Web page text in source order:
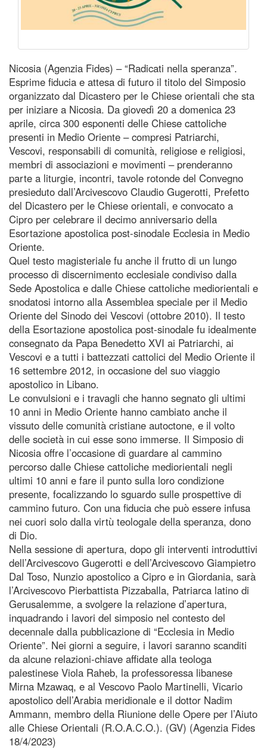
Nicosia (Agenzia Fides) – “Radicati nella speranza”.
Esprime fiducia e attesa di futuro il titolo del Simposio
organizzato dal Dicastero per le Chiese orientali che sta
per iniziare a Nicosia. Da giovedì 20 a domenica 23
aprile, circa 300 esponenti delle Chiese cattoliche
presenti in Medio Oriente – compresi Patriarchi,
Vescovi, responsabili di comunità, religiose e religiosi,
membri di associazioni e movimenti – prenderanno
parte a liturgie, incontri, tavole rotonde del Convegno
presieduto dall’Arcivescovo Claudio Gugerotti, Prefetto
del Dicastero per le Chiese orientali, e convocato a
Cipro per celebrare il decimo anniversario della
Esortazione apostolica post-sinodale Ecclesia in Medio
Oriente.
Quel testo magisteriale fu anche il frutto di un lungo
processo di discernimento ecclesiale condiviso dalla
Sede Apostolica e dalle Chiese cattoliche mediorientali e
snodatosi intorno alla Assemblea speciale per il Medio
Oriente del Sinodo dei Vescovi (ottobre 2010). Il testo
della Esortazione apostolica post-sinodale fu idealmente
consegnato da Papa Benedetto XVI ai Patriarchi, ai
Vescovi e a tutti i battezzati cattolici del Medio Oriente il
16 settembre 2012, in occasione del suo viaggio
apostolico in Libano.
Le convulsioni e i travagli che hanno segnato gli ultimi
10 anni in Medio Oriente hanno cambiato anche il
vissuto delle comunità cristiane autoctone, e il volto
delle società in cui esse sono immerse. Il Simposio di
Nicosia offre l’occasione di guardare al cammino
percorso dalle Chiese cattoliche mediorientali negli
ultimi 10 anni e fare il punto sulla loro condizione
presente, focalizzando lo sguardo sulle prospettive di
cammino futuro. Con una fiducia che può essere infusa
nei cuori solo dalla virtù teologale della speranza, dono
di Dio.
Nella sessione di apertura, dopo gli interventi introduttivi
dell’Arcivescovo Gugerotti e dell’Arcivescovo Giampietro
Dal Toso, Nunzio apostolico a Cipro e in Giordania, sarà
l’Arcivescovo Pierbattista Pizzaballa, Patriarca latino di
Gerusalemme, a svolgere la relazione d’apertura,
inquadrando i lavori del simposio nel contesto del
decennale dalla pubblicazione di “Ecclesia in Medio
Oriente”. Nei giorni a seguire, i lavori saranno scanditi
da alcune relazioni-chiave affidate alla teologa
palestinese Viola Raheb, la professoressa libanese
Mirna Mzawaq, e al Vescovo Paolo Martinelli, Vicario
apostolico dell’Arabia meridionale e il dottor Nadim
Ammann, membro della Riunione delle Opere per l’Aiuto
alle Chiese Orientali (R.O.A.C.O.). (GV) (Agenzia Fides
18/4/2023)